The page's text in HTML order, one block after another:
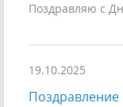
Поздравляю с
19.10.2025
Поздравление